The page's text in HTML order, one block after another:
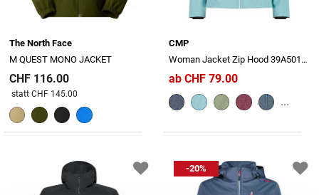
The North Face
M QUEST MONO JACKET
CHF 116.00
Preis reduziert von
statt CHF 145.00
CMP
Woman Jacket Zip Hood 39A5016M
ab CHF 79.00
...
-20%